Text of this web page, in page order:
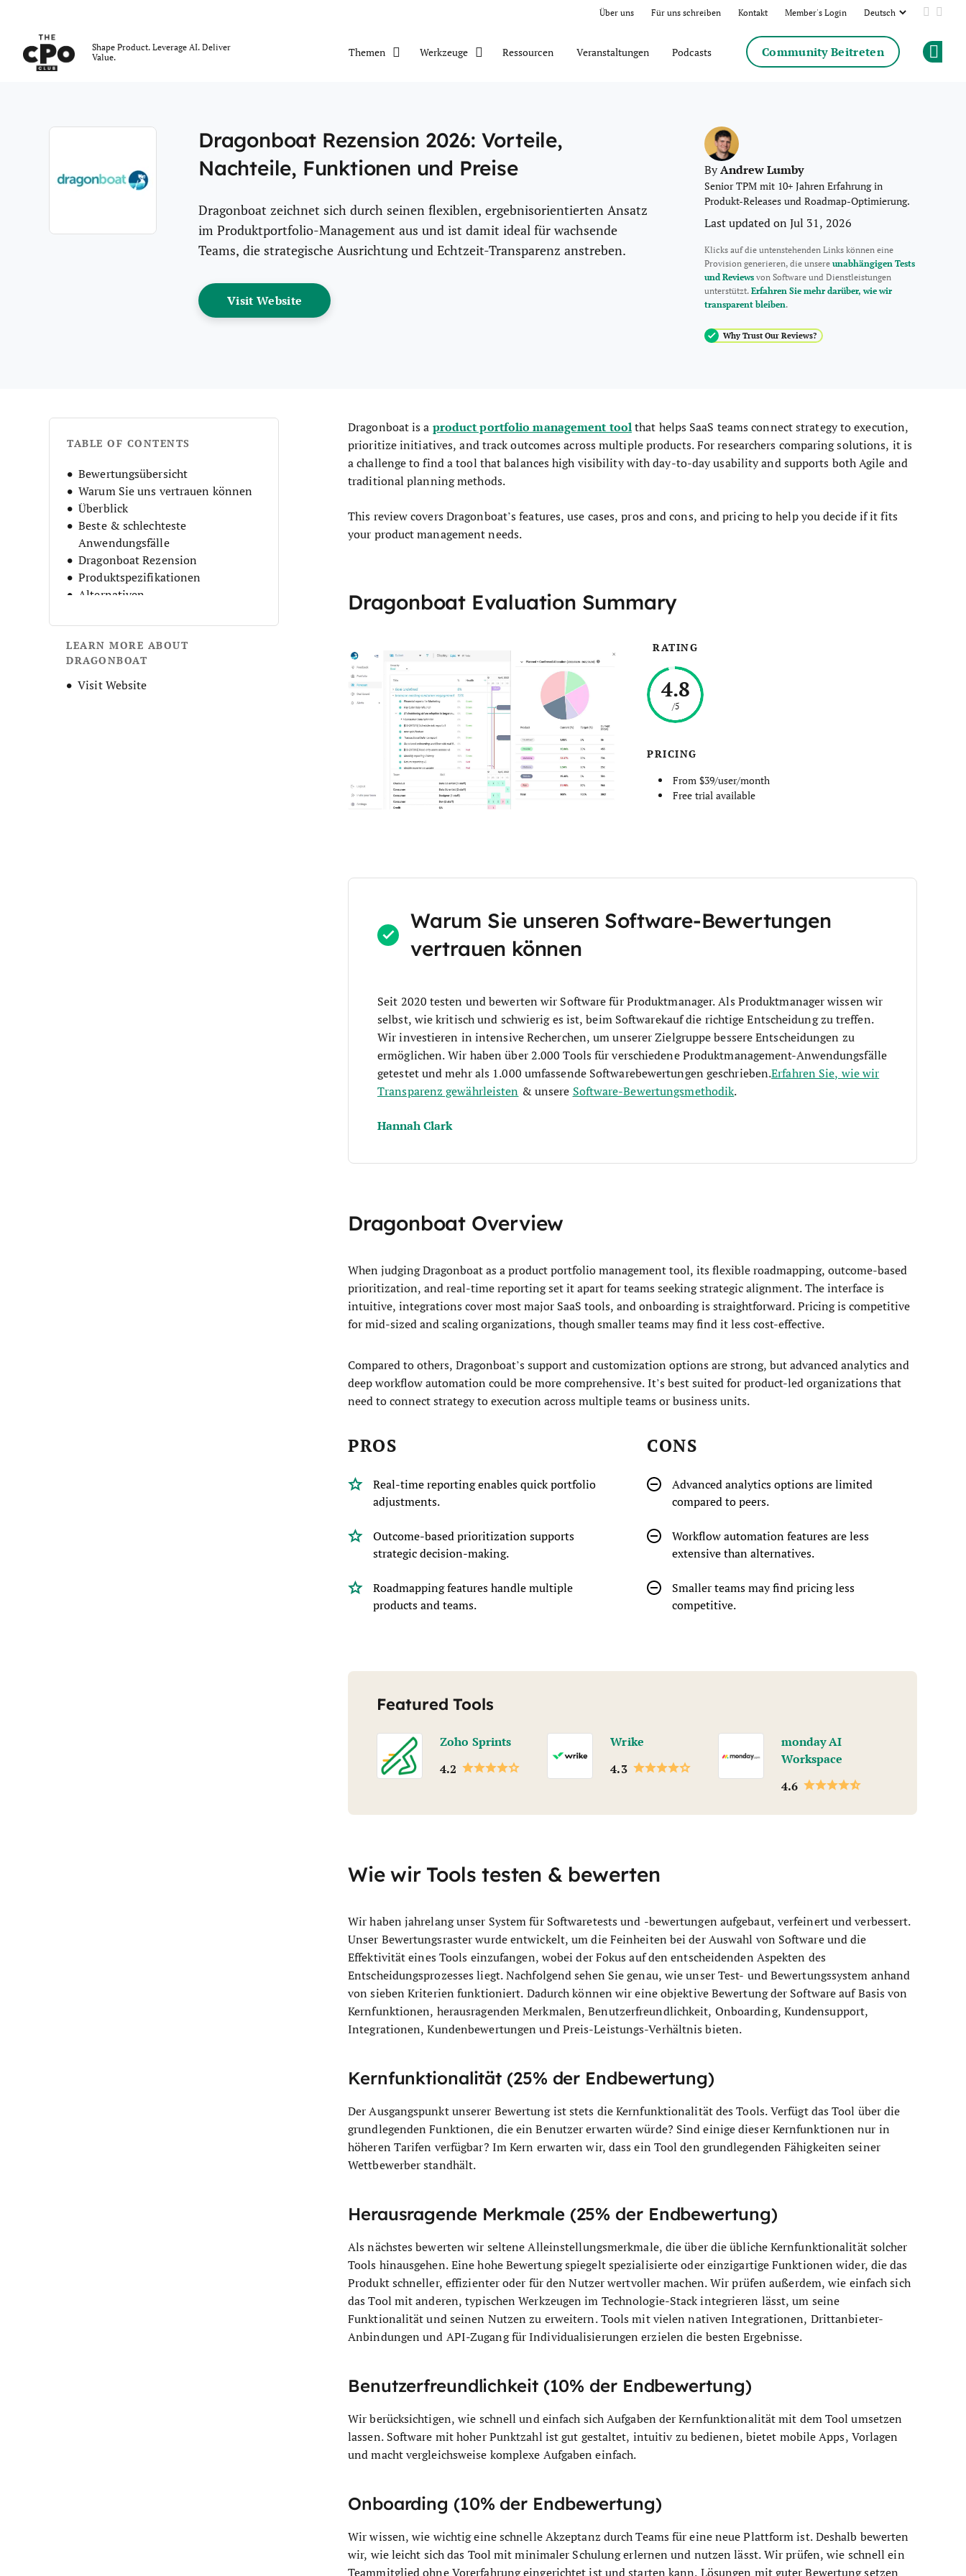
Über uns Für uns schreiben Kontakt Member's Login Add us
Shape Product. Leverage AI. Deliver
Value.
Themen Werkzeuge Ressourcen Veranstaltungen Podcasts Community Beitreten
Dragonboat Rezension 2026: Vorteile,
Nachteile, Funktionen und Preise
Dragonboat zeichnet sich durch seinen flexiblen, ergebnisorientierten Ansatz
im Produktportfolio-Management aus und ist damit ideal für wachsende
Teams, die strategische Ausrichtung und Echtzeit-Transparenz anstreben.
Visit Website Opens New Window
ByAndrew Lumby
Senior TPM mit 10+ Jahren Erfahrung in
Produkt-Releases und Roadmap-Optimierung.
Last updated on Jul 31, 2026
Klicks auf die untenstehenden Links können eine
Provision generieren, die unsereunabhängigen Tests
und Reviewsvon Software und Dienstleistungen
unterstützt.Erfahren Sie mehr darüber, wie wir
transparent bleiben.
Why Trust Our Reviews?
TABLE OF CONTENTS
Bewertungsübersicht
Warum Sie uns vertrauen können
Überblick
Beste & schlechteste
Anwendungsfälle
Dragonboat Rezension
Produktspezifikationen
Alternativen
Unternehmensgeschichte
LEARN MORE ABOUT
DRAGONBOAT
Visit Website
Opens new window
Dragonboat is a product portfolio management toolthat helps SaaS teams connect strategy to execution,
prioritize initiatives, and track outcomes across multiple products. For researchers comparing solutions, it is
a challenge to find a tool that balances high visibility with day-to-day usability and supports both Agile and
traditional planning methods.
This review covers Dragonboat’s features, use cases, pros and cons, and pricing to help you decide if it fits
your product management needs.
Dragonboat Evaluation Summary
RATING
4.8
/5
PRICING
From $39/user/month
Free trial available
Warum Sie unseren Software-Bewertungen
vertrauen können
Seit 2020 testen und bewerten wir Software für Produktmanager. Als Produktmanager wissen wir
selbst, wie kritisch und schwierig es ist, beim Softwarekauf die richtige Entscheidung zu treffen.
Wir investieren in intensive Recherchen, um unserer Zielgruppe bessere Entscheidungen zu
ermöglichen. Wir haben über 2.000 Tools für verschiedene Produktmanagement-Anwendungsfälle
getestet und mehr als 1.000 umfassende Softwarebewertungen geschrieben.Erfahren Sie, wie wir
Transparenz gewährleisten & unsere Software-Bewertungsmethodik.
Hannah Clark
Dragonboat Overview
When judging Dragonboat as a product portfolio management tool, its flexible roadmapping, outcome-based
prioritization, and real-time reporting set it apart for teams seeking strategic alignment. The interface is
intuitive, integrations cover most major SaaS tools, and onboarding is straightforward. Pricing is competitive
for mid-sized and scaling organizations, though smaller teams may find it less cost-effective.
Compared to others, Dragonboat’s support and customization options are strong, but advanced analytics and
deep workflow automation could be more comprehensive. It’s best suited for product-led organizations that
need to connect strategy to execution across multiple teams or business units.
PROS
Real-time reporting enables quick portfolio
adjustments.
Outcome-based prioritization supports
strategic decision-making.
Roadmapping features handle multiple
products and teams.
CONS
Advanced analytics options are limited
compared to peers.
Workflow automation features are less
extensive than alternatives.
Smaller teams may find pricing less
competitive.
Featured Tools
Zoho Sprints
4.2
Wrike
4.3
monday AI
Workspace
4.6
Wie wir Tools testen & bewerten
Wir haben jahrelang unser System für Softwaretests und -bewertungen aufgebaut, verfeinert und verbessert.
Unser Bewertungsraster wurde entwickelt, um die Feinheiten bei der Auswahl von Software und die
Effektivität eines Tools einzufangen, wobei der Fokus auf den entscheidenden Aspekten des
Entscheidungsprozesses liegt.Nachfolgend sehen Sie genau, wie unser Test- und Bewertungssystem anhand
von sieben Kriterien funktioniert. Dadurch können wir eine objektive Bewertung der Software auf Basis von
Kernfunktionen, herausragenden Merkmalen, Benutzerfreundlichkeit, Onboarding, Kundensupport,
Integrationen, Kundenbewertungen und Preis-Leistungs-Verhältnis bieten.
Kernfunktionalität (25% der Endbewertung)
Der Ausgangspunkt unserer Bewertung ist stets die Kernfunktionalität des Tools. Verfügt das Tool über die
grundlegenden Funktionen, die ein Benutzer erwarten würde? Sind einige dieser Kernfunktionen nur in
höheren Tarifen verfügbar? Im Kern erwarten wir, dass ein Tool den grundlegenden Fähigkeiten seiner
Wettbewerber standhält.
Herausragende Merkmale (25% der Endbewertung)
Als nächstes bewerten wir seltene Alleinstellungsmerkmale, die über die übliche Kernfunktionalität solcher
Tools hinausgehen. Eine hohe Bewertung spiegelt spezialisierte oder einzigartige Funktionen wider, die das
Produkt schneller, effizienter oder für den Nutzer wertvoller machen.Wir prüfen außerdem, wie einfach sich
das Tool mit anderen, typischen Werkzeugen im Technologie-Stack integrieren lässt, um seine
Funktionalität und seinen Nutzen zu erweitern. Tools mit vielen nativen Integrationen, Drittanbieter-
Anbindungen und API-Zugang für Individualisierungen erzielen die besten Ergebnisse.
Benutzerfreundlichkeit (10% der Endbewertung)
Wir berücksichtigen, wie schnell und einfach sich Aufgaben der Kernfunktionalität mit dem Tool umsetzen
lassen. Software mit hoher Punktzahl ist gut gestaltet, intuitiv zu bedienen, bietet mobile Apps, Vorlagen
und macht vergleichsweise komplexe Aufgaben einfach.
Onboarding (10% der Endbewertung)
Wir wissen, wie wichtig eine schnelle Akzeptanz durch Teams für eine neue Plattform ist. Deshalb bewerten
wir, wie leicht sich das Tool mit minimaler Schulung erlernen und nutzen lässt. Wir prüfen, wie schnell ein
Teammitglied ohne Vorerfahrung eingerichtet ist und starten kann. Lösungen mit guter Bewertung setzen